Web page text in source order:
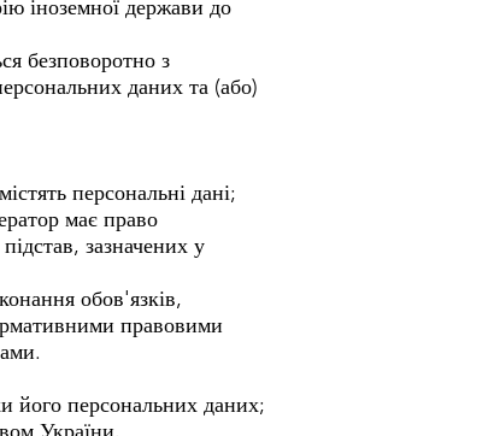
іноземної держави до
безповоротно з
даних та (або)
персональні дані;
має право
зазначених у
обов'язків,
правовими
його персональних даних;